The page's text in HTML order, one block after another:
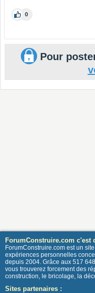
0
Pour
ForumConstruire.com c'est
ForumConstruire.com est un
expériences personnelles
depuis 2004. Grâce aux 517
vous trouverez forcement des
construction, le bricolage, la
Sites partenaires :